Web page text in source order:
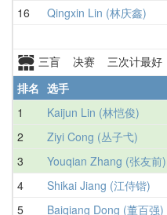
16 Qingxin Lin (林庆鑫)
三盲 决赛 三次计最好
排名 选手
1
Kaijun Lin (林恺俊)
2 Ziyi Cong (丛子弋)
3 Youqian Zhang (张友前)
4 Shikai Jiang (江侍锴)
5 Baiqiang Dong (董百强)